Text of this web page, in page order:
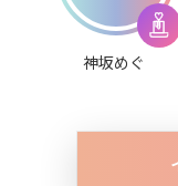
神坂めぐ